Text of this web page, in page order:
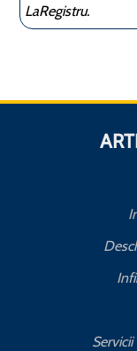
LaRegistru.